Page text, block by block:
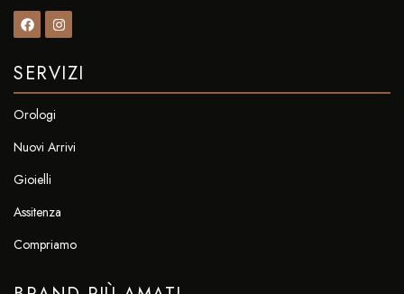
SERVIZI
Orologi
Nuovi Arrivi
Gioielli
Assitenza
Compriamo